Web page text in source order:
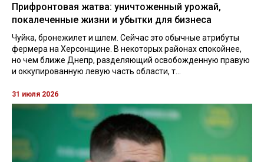
Прифронтовая жатва: уничтоженный урожай,
покалеченные жизни и убытки для бизнеса
Чуйка, бронежилет и шлем. Сейчас это обычные атрибуты
фермера на Херсонщине. В некоторых районах спокойнее,
но чем ближе Днепр, разделяющий освобожденную правую
и оккупированную левую часть области, т...
31 июля 2026